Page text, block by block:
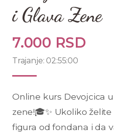
i Glava Zene
7.000 RSD
Trajanje: 02:55:00
Online kurs Devojcica
zene!🎓✨ Ukoliko
figura od fondana i da